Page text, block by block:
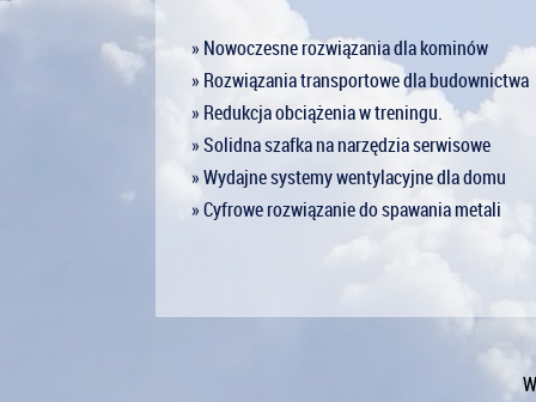
» Nowoczesne rozwiązania dla kominów
» Rozwiązania transportowe dla budownictwa
» Redukcja obciążenia w treningu.
» Solidna szafka na narzędzia serwisowe
» Wydajne systemy wentylacyjne dla domu
» Cyfrowe rozwiązanie do spawania metali